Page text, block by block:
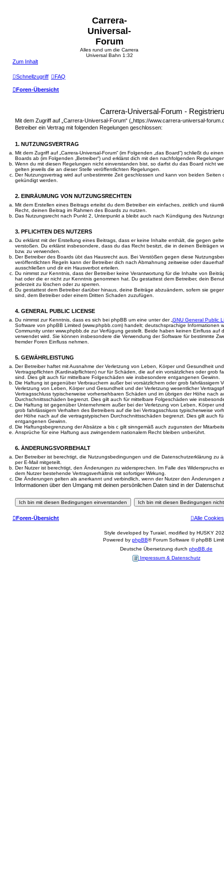
Carrera-
Universal-
Forum
Alles rund um die Carrera
Universal Bahn 1:32
Zum Inhalt
Schnellzugriff FAQ
Foren-Übersicht
Carrera-Universal-Forum -
Mit dem Zugriff auf „Carrera-Universal-Forum“ („https://www.carrera-universal-
Betreiber ein Vertrag mit folgenden Regelungen geschlossen:
1. NUTZUNGSVERTRAG
Mit dem Zugriff auf „Carrera-Universal-Forum“ (im Folgenden „das Board“) schließt du
Boards ab (im Folgenden „Betreiber“) und erklärst dich mit den nachfolgenden
Wenn du mit diesen Regelungen nicht einverstanden bist, so darfst du das Board nicht
gelten jeweils die an dieser Stelle veröffentlichten Regelungen.
Der Nutzungsvertrag wird auf unbestimmte Zeit geschlossen und kann von beiden Seiten
gekündigt werden.
2. EINRÄUMUNG VON NUTZUNGSRECHTEN
Mit dem Erstellen eines Beitrags erteilst du dem Betreiber ein einfaches, zeitlich und
Recht, deinen Beitrag im Rahmen des Boards zu nutzen.
Das Nutzungsrecht nach Punkt 2, Unterpunkt a bleibt auch nach Kündigung des
3. PFLICHTEN DES NUTZERS
Du erklärst mit der Erstellung eines Beitrags, dass er keine Inhalte enthält, die gegen
verstoßen. Du erklärst insbesondere, dass du das Recht besitzt, die in deinen Beiträgen
bzw. zu verwenden.
Der Betreiber des Boards übt das Hausrecht aus. Bei Verstößen gegen diese
veröffentlichten Regeln kann der Betreiber dich nach Abmahnung zeitweise oder
ausschließen und dir ein Hausverbot erteilen.
Du nimmst zur Kenntnis, dass der Betreiber keine Verantwortung für die Inhalte von
hat oder die er nicht zur Kenntnis genommen hat. Du gestattest dem Betreiber, dein
jederzeit zu löschen oder zu sperren.
Du gestattest dem Betreiber darüber hinaus, deine Beiträge abzuändern, sofern sie
sind, dem Betreiber oder einem Dritten Schaden zuzufügen.
4. GENERAL PUBLIC LICENSE
Du nimmst zur Kenntnis, dass es sich bei phpBB um eine unter der „ GNU General Public
Software von phpBB Limited (www.phpbb.com) handelt; deutschsprachige Informationen
Community unter www.phpbb.de zur Verfügung gestellt. Beide haben keinen Einfluss auf
verwendet wird. Sie können insbesondere die Verwendung der Software für bestimmte
fremder Foren Einfluss nehmen.
5. GEWÄHRLEISTUNG
Der Betreiber haftet mit Ausnahme der Verletzung von Leben, Körper und Gesundheit
Vertragspflichten (Kardinalpflichten) nur für Schäden, die auf ein vorsätzliches oder grob
sind. Dies gilt auch für mittelbare Folgeschäden wie insbesondere entgangenen Gewinn.
Die Haftung ist gegenüber Verbrauchern außer bei vorsätzlichem oder grob fahrlässigem
Verletzung von Leben, Körper und Gesundheit und der Verletzung wesentlicher
Vertragsschluss typischerweise vorhersehbaren Schäden und im übrigen der Höhe nach
Durchschnittsschäden begrenzt. Dies gilt auch für mittelbare Folgeschäden wie
Die Haftung ist gegenüber Unternehmern außer bei der Verletzung von Leben, Körper
grob fahrlässigem Verhalten des Betreibers auf die bei Vertragsschluss typischerweise
der Höhe nach auf die vertragstypischen Durchschnittsschäden begrenzt. Dies gilt auch
entgangenen Gewinn.
Die Haftungsbegrenzung der Absätze a bis c gilt sinngemäß auch zugunsten der
Ansprüche für eine Haftung aus zwingendem nationalem Recht bleiben unberührt.
6. ÄNDERUNGSVORBEHALT
Der Betreiber ist berechtigt, die Nutzungsbedingungen und die Datenschutzerklärung zu
per E-Mail mitgeteilt.
Der Nutzer ist berechtigt, den Änderungen zu widersprechen. Im Falle des Widerspruchs
dem Nutzer bestehende Vertragsverhältnis mit sofortiger Wirkung.
Die Änderungen gelten als anerkannt und verbindlich, wenn der Nutzer den Änderungen
Informationen über den Umgang mit deinen persönlichen Daten sind in der
Foren-Übersicht Alle
Style developed by Turaiel, modified by HUSKY
Powered by phpBB® Forum Software © phpBB
Deutsche Übersetzung durch phpBB.de
Impressum & Datenschutz